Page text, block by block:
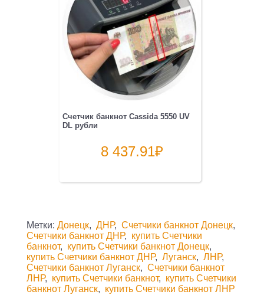
Счетчик банкнот Cassida 5550 UV
DL рубли
8 437.91₽
Метки: Донецк, ДНР, Счетчики банкнот Донецк,
Счетчики банкнот ДНР, купить Счетчики
банкнот, купить Счетчики банкнот Донецк,
купить Счетчики банкнот ДНР, Луганск, ЛНР,
Счетчики банкнот Луганск, Счетчики банкнот
ЛНР, купить Счетчики банкнот, купить Счетчики
банкнот Луганск, купить Счетчики банкнот ЛНР